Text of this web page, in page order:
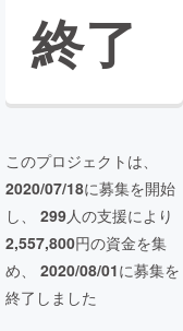
終了
このプロジェクトは、
2020/07/18に募集を開始
し、 299人の支援により
2,557,800円の資金を集
め、 2020/08/01に募集を
終了しました